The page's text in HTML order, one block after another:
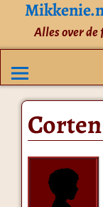
Alles over